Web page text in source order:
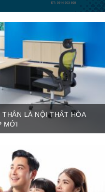
nơi trưng bày và cung cấp
ghế xoay văn phòng, tủ hồ
Hòa Phát( Nội thất The
LÀ NỘI THẤT HÒA
MỚI
việc thay đổi thương hiệu Nội